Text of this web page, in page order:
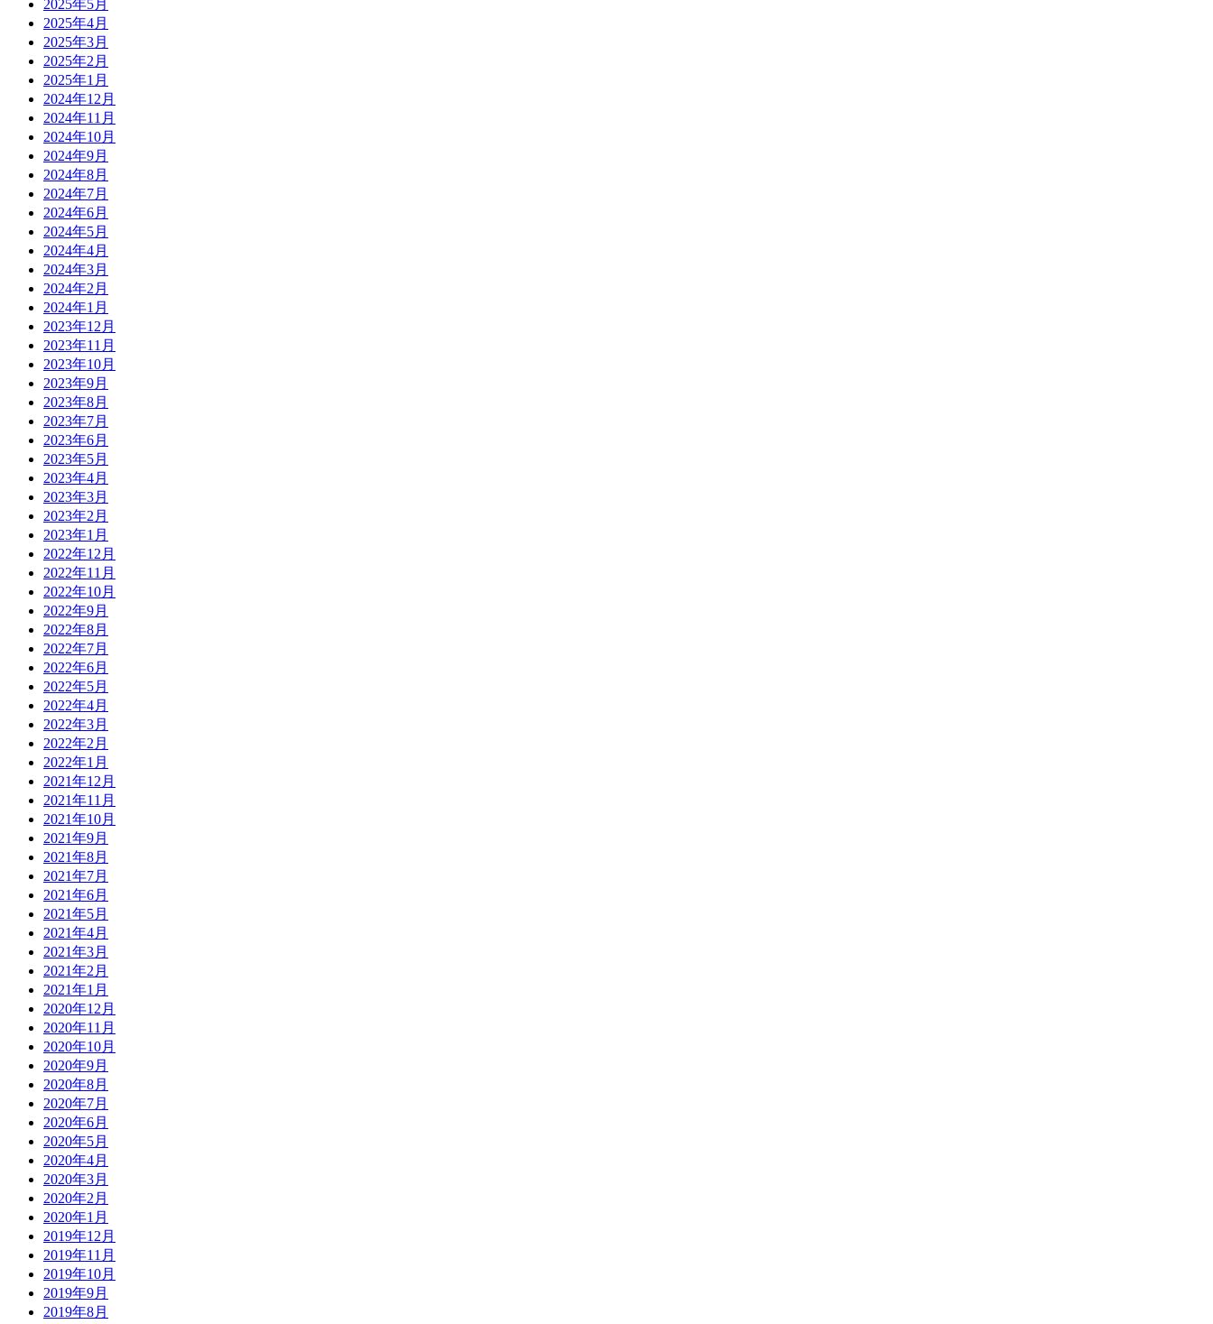
2025年5月
2025年4月
2025年3月
2025年2月
2025年1月
2024年12月
2024年11月
2024年10月
2024年9月
2024年8月
2024年7月
2024年6月
2024年5月
2024年4月
2024年3月
2024年2月
2024年1月
2023年12月
2023年11月
2023年10月
2023年9月
2023年8月
2023年7月
2023年6月
2023年5月
2023年4月
2023年3月
2023年2月
2023年1月
2022年12月
2022年11月
2022年10月
2022年9月
2022年8月
2022年7月
2022年6月
2022年5月
2022年4月
2022年3月
2022年2月
2022年1月
2021年12月
2021年11月
2021年10月
2021年9月
2021年8月
2021年7月
2021年6月
2021年5月
2021年4月
2021年3月
2021年2月
2021年1月
2020年12月
2020年11月
2020年10月
2020年9月
2020年8月
2020年7月
2020年6月
2020年5月
2020年4月
2020年3月
2020年2月
2020年1月
2019年12月
2019年11月
2019年10月
2019年9月
2019年8月